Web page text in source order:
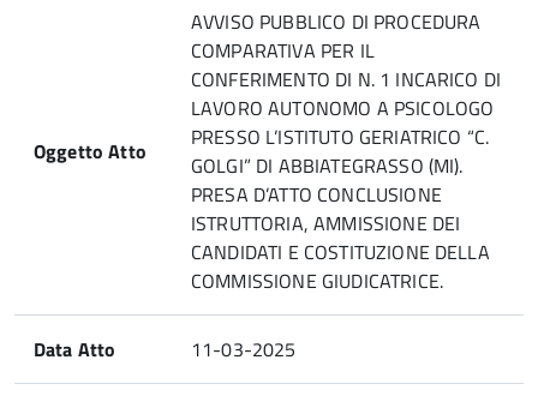
Oggetto Atto
AVVISO PUBBLICO DI PROCEDURA
COMPARATIVA PER IL
CONFERIMENTO DI N. 1 INCARICO DI
LAVORO AUTONOMO A PSICOLOGO
PRESSO L’ISTITUTO GERIATRICO “C.
GOLGI” DI ABBIATEGRASSO (MI).
PRESA D’ATTO CONCLUSIONE
ISTRUTTORIA, AMMISSIONE DEI
CANDIDATI E COSTITUZIONE DELLA
COMMISSIONE GIUDICATRICE.
Data Atto 11-03-2025